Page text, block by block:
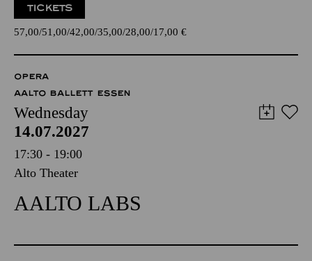
TICKETS
57,00 51,00 42,00 35,00 28,00 17,00 €
OPERA
AALTO BALLETT ESSEN
Wednesday
14.07.2027
17:30 - 19:00
Alto Theater
AALTO LABS